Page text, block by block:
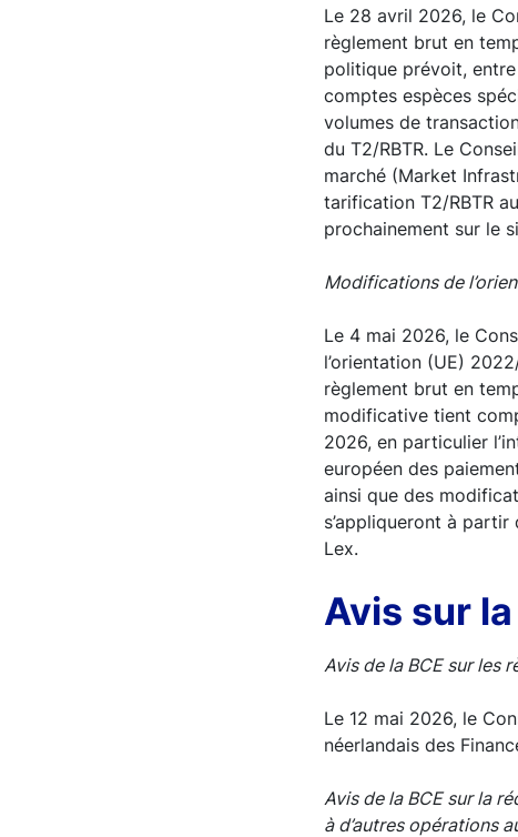
Le 28 avril 2026, le
règlement brut en
politique prévoit,
comptes espèces
volumes de
du T2/RBTR. Le
marché (Market
tarification T2/RBTR
prochainement sur le
Modifications de
Le 4 mai 2026, le
l’orientation (UE)
règlement brut en
modificative tient
2026, en particulier
européen des
ainsi que des
s’appliqueront à
Lex.
Avis sur
Avis de la BCE sur les
Le 12 mai 2026, le
néerlandais des
Avis de la BCE sur la
à d’autres opérations